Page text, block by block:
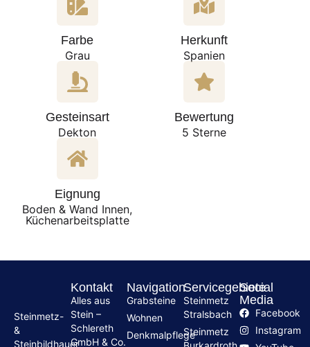
Farbe
Grau
Herkunft
Spanien
Gesteinsart
Dekton
Bewertung
5 Sterne
Eignung
Boden & Wand Innen,
Küchenarbeitsplatte
Steinmetz-
&
Steinbildhauer
Kontakt
Alles aus
Stein –
Schlereth
GmbH & Co.
Navigation
Grabsteine
Wohnen
Denkmalpflege
Servicegebiete
Steinmetz
Stralsbach
Steinmetz
Social
Media
Facebook
Instagram